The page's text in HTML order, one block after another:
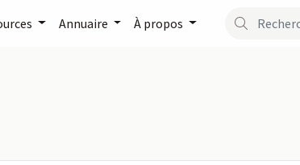
Annuaire À propos